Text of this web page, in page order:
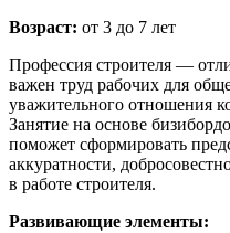
Возраст: от 3 до 7 лет
Профессия строителя —
важен труд рабочих для
уважительного отношения
Занятие на основе
поможет сформировать
аккуратности,
в работе строителя.
Развивающие элементы: